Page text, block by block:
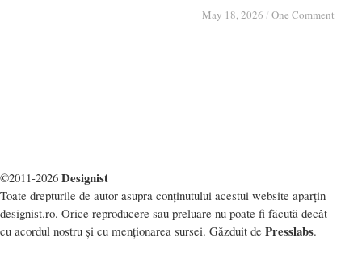
May 18, 2026 / One Comment
May 18, 2026 / One Comment
©2011-2026 Designist
Toate drepturile de autor asupra conținutului acestui website aparțin
designist.ro. Orice reproducere sau preluare nu poate fi făcută decât
cu acordul nostru și cu menționarea sursei. Găzduit de Presslabs.